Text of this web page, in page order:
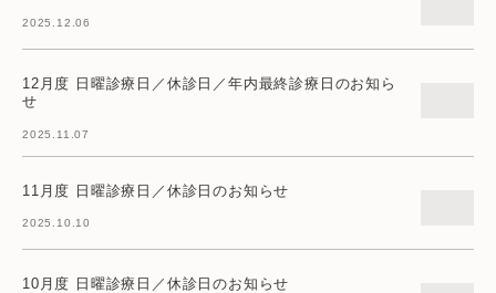
2025.12.06
12月度 日曜診療日／休診日／年内最終診療日のお知ら
せ
2025.11.07
11月度 日曜診療日／休診日のお知らせ
2025.10.10
10月度 日曜診療日／休診日のお知らせ